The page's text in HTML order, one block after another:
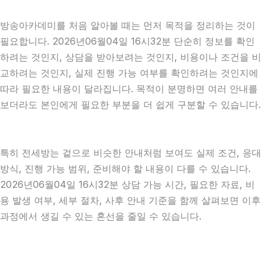
방송아카데미를 처음 알아볼 때는 먼저 목적을 정리하는 것이
필요합니다. 2026년06월04일 16시32분 단순히 정보를 확인
하려는 것인지, 상담을 받아보려는 것인지, 비용이나 조건을 비
교하려는 것인지, 실제 진행 가능 여부를 확인하려는 것인지에
따라 필요한 내용이 달라집니다. 목적이 분명하면 여러 안내를
보더라도 본인에게 필요한 부분을 더 쉽게 구분할 수 있습니다.
특히 전세방는 겉으로 비슷한 안내처럼 보여도 실제 조건, 응대
방식, 진행 가능 범위, 준비해야 할 내용이 다를 수 있습니다.
2026년06월04일 16시32분 상담 가능 시간, 필요한 자료, 비
용 발생 여부, 세부 절차, 사후 안내 기준을 함께 살펴보면 이후
과정에서 생길 수 있는 혼선을 줄일 수 있습니다.